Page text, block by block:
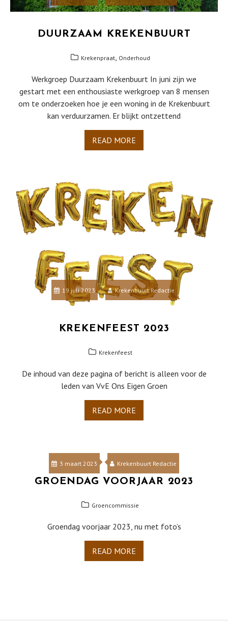
DUURZAAM KREKENBUURT
Krekenpraat, Onderhoud
Werkgroep Duurzaam Krekenbuurt In juni zijn we
gestart met een enthousiaste werkgroep van 8 mensen
om te onderzoeken hoe je een woning in de Krekenbuurt
kan verduurzamen. Er blijkt ontzettend
READ MORE
19 juli 2023 Krekenbuurt Redactie
KREKENFEEST 2023
Krekenfeest
De inhoud van deze pagina of bericht is alleen voor de
leden van VvE Ons Eigen Groen
READ MORE
3 maart 2023 Krekenbuurt Redactie
GROENDAG VOORJAAR 2023
Groencommissie
Groendag voorjaar 2023, nu met foto’s
READ MORE